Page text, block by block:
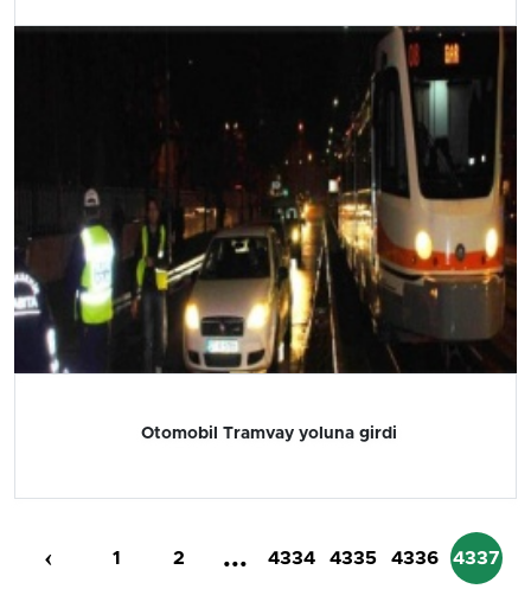
Otomobil Tramvay yoluna girdi
‹ 1 2 ... 4334 4335 4336 4337